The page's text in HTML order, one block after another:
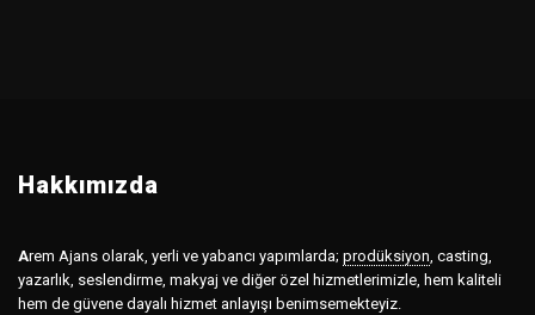
Hakkımızda
Arem Ajans olarak, yerli ve yabancı yapımlarda; prodüksiyon, casting,
yazarlık, seslendirme, makyaj ve diğer özel hizmetlerimizle, hem kaliteli
hem de güvene dayalı hizmet anlayışı benimsemekteyiz.